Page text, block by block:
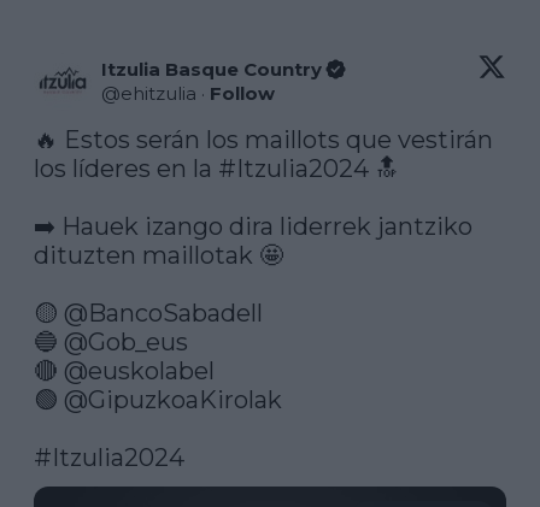
Itzulia Basque Country
@ehitzulia · Follow
🔥 Estos serán los maillots que vestirán
los líderes en la #Itzulia2024 🔝
➡️ Hauek izango dira liderrek jantziko
dituzten maillotak 🤩
🟡 @BancoSabadell
🔵 @Gob_eus
🔴 @euskolabel
🟢 @GipuzkoaKirolak
#Itzulia2024